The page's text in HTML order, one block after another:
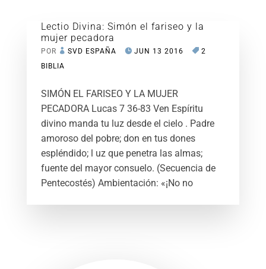
Lectio Divina: Simón el fariseo y la
mujer pecadora
POR SVD ESPAÑA JUN 13 2016
2
BIBLIA
SIMÓN EL FARISEO Y LA MUJER
PECADORA Lucas 7 36-83 Ven Espíritu
divino manda tu luz desde el cielo . Padre
amoroso del pobre; don en tus dones
espléndido; l uz que penetra las almas;
fuente del mayor consuelo. (Secuencia de
Pentecostés) Ambientación: «¡No no